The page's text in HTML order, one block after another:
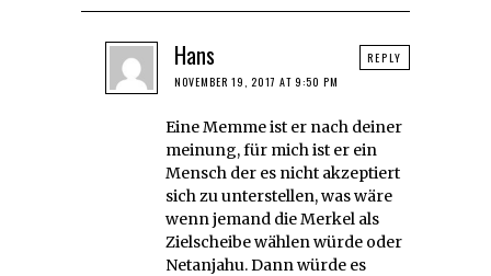
Hans
NOVEMBER 19, 2017 AT 9:50 PM
Eine Memme ist er nach deiner
meinung, für mich ist er ein
Mensch der es nicht akzeptiert
sich zu unterstellen, was wäre
wenn jemand die Merkel als
Zielscheibe wählen würde oder
Netanjahu. Dann würde es
REPLY